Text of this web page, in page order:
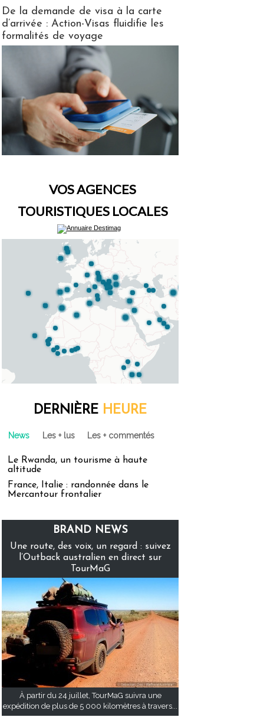
De la demande de visa à la carte
d’arrivée : Action-Visas fluidifie les
formalités de voyage
VOS AGENCES
TOURISTIQUES LOCALES
DERNIÈRE HEURE
News Les + lus Les + commentés
Le Rwanda, un tourisme à haute
altitude
France, Italie : randonnée dans le
Mercantour frontalier
BRAND NEWS
Une route, des voix, un regard : suivez
l’Outback australien en direct sur
TourMaG
À partir du 24 juillet, TourMaG suivra une
expédition de plus de 5 000 kilomètres à travers...